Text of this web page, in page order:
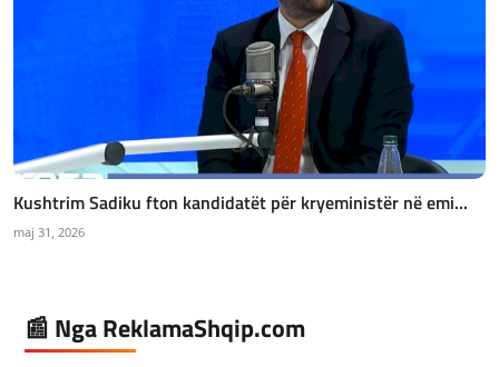
Kushtrim Sadiku fton kandidatët për kryeministër në emi...
maj 31, 2026
📰 Nga ReklamaShqip.com